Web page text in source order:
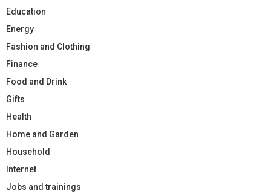
Education
Energy
Fashion and Clothing
Finance
Food and Drink
Gifts
Health
Home and Garden
Household
Internet
Jobs and trainings